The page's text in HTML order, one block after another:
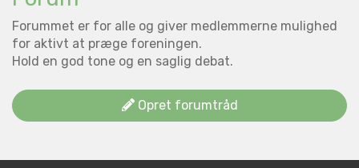
Forummet er for alle og giver medlemmerne mulighed
for aktivt at præge foreningen.
Hold en god tone og en saglig debat.
Opret forumtråd